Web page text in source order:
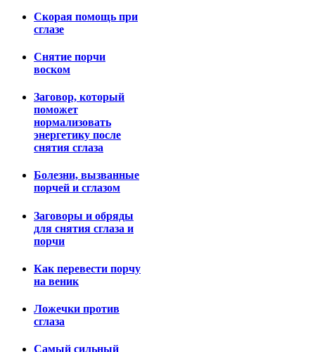
Скорая помощь при
сглазе
Снятие порчи
воском
Заговор, который
поможет
нормализовать
энергетику после
снятия сглаза
Болезни, вызванные
порчей и сглазом
Заговоры и обряды
для снятия сглаза и
порчи
Как перевести порчу
на веник
Ложечки против
сглаза
Самый сильный